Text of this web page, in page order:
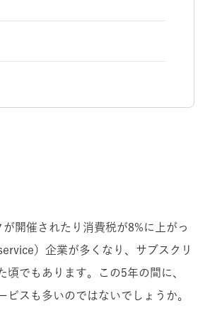
開催されたり消費税が8%に上がっ
）企業が多くなり、サブスクリ
でもあります。この5年の間に、
スも多いのではないでしょうか。